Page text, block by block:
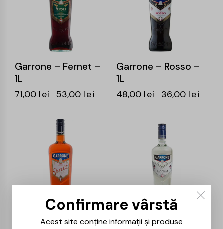
Garrone – Fernet –
1L
71,00 lei 53,00 lei
Garrone – Rosso –
1L
48,00 lei 36,00 lei
Garrone – Spritz –
Garrone – Bianco –
Confirmare vârstă
Acest site conține informații și produse